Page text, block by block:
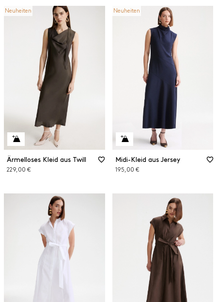
Neuheiten
Ärmelloses Kleid aus Twill
229,00 €
Neuheiten
Midi-Kleid aus Jersey
195,00 €